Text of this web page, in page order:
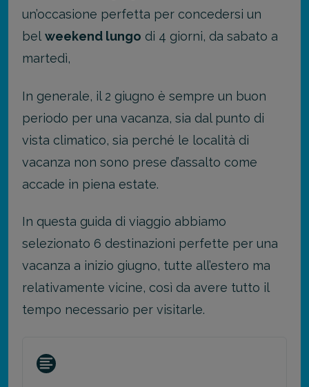
un’occasione perfetta per concedersi un
bel weekend lungo di 4 giorni, da sabato a
martedì,
In generale, il 2 giugno è sempre un buon
periodo per una vacanza, sia dal punto di
vista climatico, sia perché le località di
vacanza non sono prese d’assalto come
accade in piena estate.
In questa guida di viaggio abbiamo
selezionato 6 destinazioni perfette per una
vacanza a inizio giugno, tutte all’estero ma
relativamente vicine, così da avere tutto il
tempo necessario per visitarle.